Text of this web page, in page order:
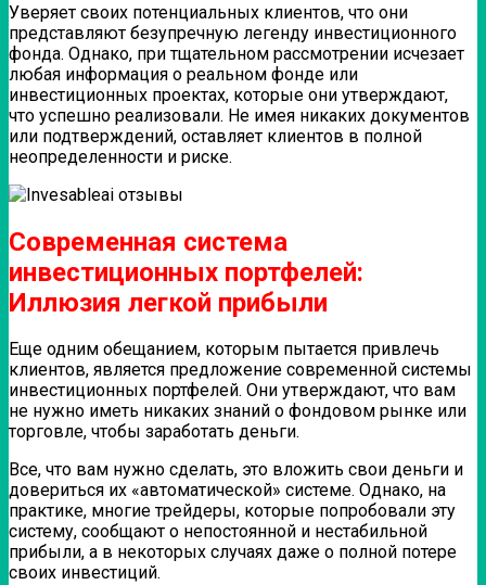
Уверяет своих потенциальных клиентов, что они
представляют безупречную легенду инвестиционного
фонда. Однако, при тщательном рассмотрении исчезает
любая информация о реальном фонде или
инвестиционных проектах, которые они утверждают,
что успешно реализовали. Не имея никаких документов
или подтверждений, оставляет клиентов в полной
неопределенности и риске.
Современная система
инвестиционных портфелей:
Иллюзия легкой прибыли
Еще одним обещанием, которым пытается привлечь
клиентов, является предложение современной системы
инвестиционных портфелей. Они утверждают, что вам
не нужно иметь никаких знаний о фондовом рынке или
торговле, чтобы заработать деньги.
Все, что вам нужно сделать, это вложить свои деньги и
довериться их «автоматической» системе. Однако, на
практике, многие трейдеры, которые попробовали эту
систему, сообщают о непостоянной и нестабильной
прибыли, а в некоторых случаях даже о полной потере
своих инвестиций.